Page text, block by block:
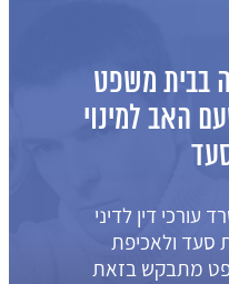
בבית משפט
האב למינוי
דין לדיני
סעד ולאכיפת
מתבקש בזאת